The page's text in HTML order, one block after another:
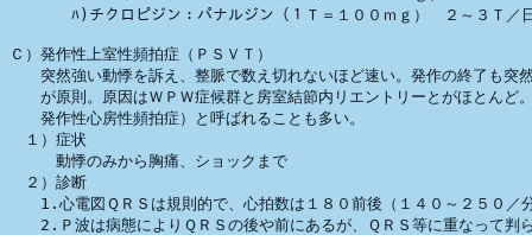
ﾊ)チクロピジン：パナルジン（１Ｔ＝１００ｍｇ）　２～３Ｔ／
Ｃ）発作性上室性頻拍症（ＰＳＶＴ）
突然強い動悸を訴え、整脈で数え切れないほど速い。発作の終了も突
が原則。原因はＷＰＷ症候群と房室結節内リエントリーとがほとんど
発作性心房性頻拍症）と呼ばれることも多い。
１）症状
動悸のみから胸痛、ショックまで
２）診断
1.心電図ＱＲＳは規則的で、心拍数は１８０前後（１４０～２５０／
2.Ｐ波は病態によりＱＲＳの後や前にあるが、ＱＲＳ等に重なって判